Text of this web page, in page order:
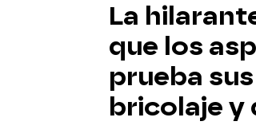
La
que los
prueba
bricolaje y